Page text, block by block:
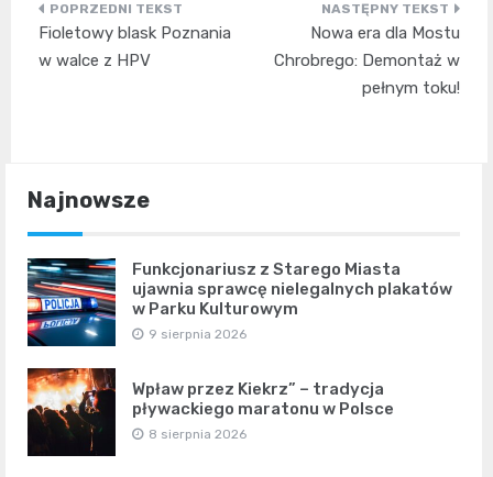
Nawigacja
wpisu
Fioletowy blask Poznania
w walce z HPV
Nowa era dla Mostu
Chrobrego: Demontaż w
pełnym toku!
Najnowsze
Funkcjonariusz z Starego Miasta
ujawnia sprawcę nielegalnych plakatów
w Parku Kulturowym
9 sierpnia 2026
Wpław przez Kiekrz” – tradycja
pływackiego maratonu w Polsce
8 sierpnia 2026